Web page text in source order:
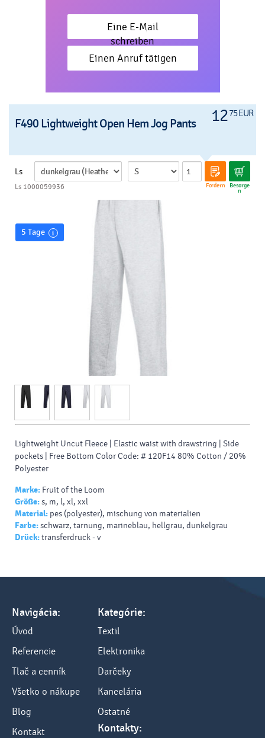
Eine E-Mail
schreiben
Einen Anruf tätigen
1275 EUR
F490 Lightweight Open Hem Jog Pants
Ls
Fordern Besorge
n
Ls 1000059936
5 Tage
Lightweight Uncut Fleece | Elastic waist with drawstring |
Side
pockets |
Free Bottom Color Code: # 120F14 80% Cotton / 20%
Polyester
Marke: Fruit of the Loom
Größe:s, m, l, xl, xxl
Material: pes (polyester), mischung von materialien
Farbe:schwarz, tarnung, marineblau, hellgrau, dunkelgrau
Drück:transferdruck - v
Navigácia:
Úvod
Referencie
Tlač a cenník
Všetko o nákupe
Blog
Kontakt
Kategórie:
Textil
Elektronika
Darčeky
Kancelária
Ostatné
Kontakty: